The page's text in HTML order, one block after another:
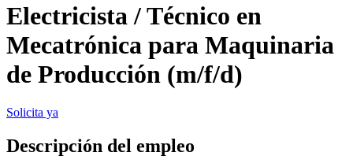
Electricista / Técnico en
Mecatrónica para Maquinaria
de Producción (m/f/d)
Solicita ya
Descripción del empleo